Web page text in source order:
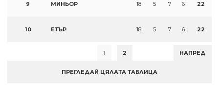
9 МИНЬОР 18 5 7 6 22
10 ЕТЪР 18 5 7 6 22
1 2 НАПРЕД
ПРЕГЛЕДАЙ ЦЯЛАТА ТАБЛИЦА